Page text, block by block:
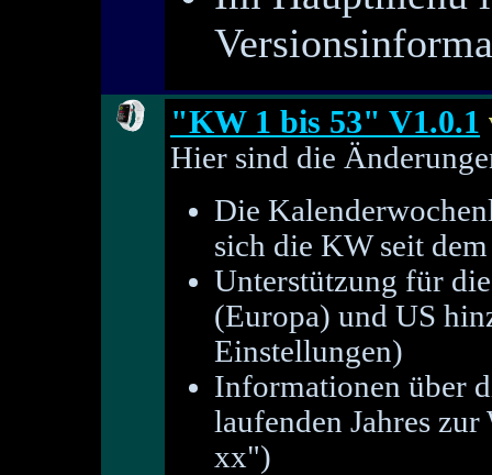
"KW 1 bis 53" V1.0.1
Hier sind die
Die
sich die KW seit
Unterstützung für
(Europa) und US
Einstellungen)
Informationen über
laufenden Jahres
xx")